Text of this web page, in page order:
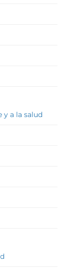
a la salud